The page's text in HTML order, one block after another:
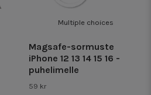
Multiple choices
Magsafe-sormuste
iPhone 12 13 14 15 16 -
puhelimelle
59 kr